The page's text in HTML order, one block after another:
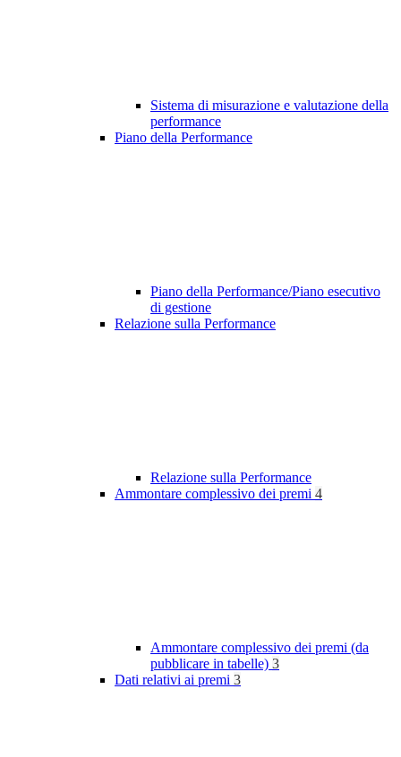
Sistema di misurazione e valutazione della
performance
Piano della Performance
Piano della Performance/Piano esecutivo
di gestione
Relazione sulla Performance
Relazione sulla Performance
Ammontare complessivo dei premi 4
Ammontare complessivo dei premi (da
pubblicare in tabelle) 3
Dati relativi ai premi 3